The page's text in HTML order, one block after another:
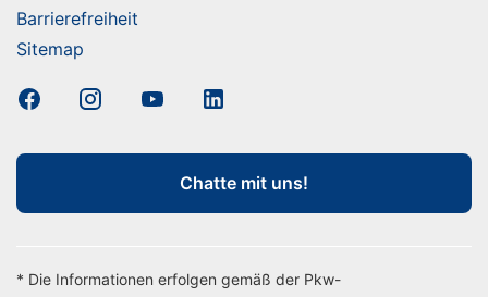
Barrierefreiheit
Sitemap
Chatte mit uns!
* Die Informationen erfolgen gemäß der Pkw-